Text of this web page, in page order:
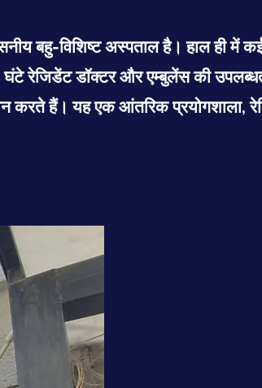
बहु-विशिष्ट अस्पताल है। हाल ही में
रेजिडेंट डॉक्टर और एम्बुलेंस की
करते हैं। यह एक आंतरिक प्रयोगशाला,